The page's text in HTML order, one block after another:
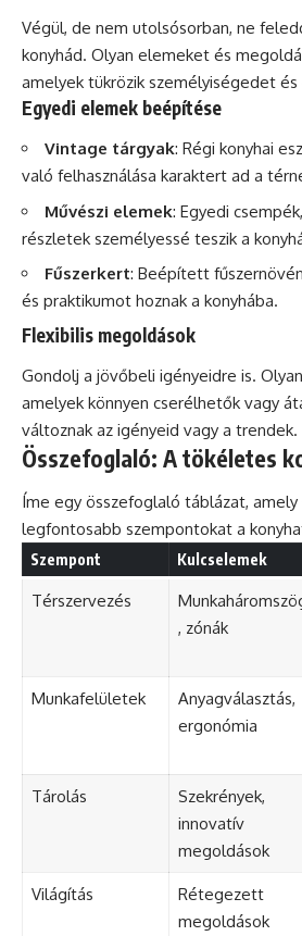
Végül, de nem utolsósorban, ne
konyhád. Olyan elemeket és
amelyek tükrözik személyiségedet
Egyedi elemek beépítése
Vintage tárgyak: Régi konyhai
való felhasználása karaktert ad a
Művészi elemek: Egyedi
részletek személyessé teszik a
Fűszerkert: Beépített
és praktikumot hoznak a konyhába.
Flexibilis megoldások
Gondolj a jövőbeli igényeidre is.
amelyek könnyen cserélhetők vagy
változnak az igényeid vagy a trendek.
Összefoglaló: A tökéletes
Íme egy összefoglaló táblázat,
legfontosabb szempontokat a
Szempont Kulcselemek
Térszervezés
, zónák
Munkafelületek
Anyagválasztás,
ergonómia
Tárolás
Szekrények,
innovatív
megoldások
Világítás
Rétegezett
megoldások